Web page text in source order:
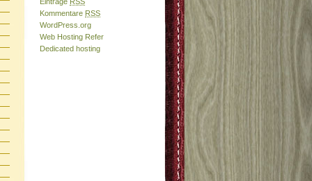
Kommentare RSS
WordPress.org
Web Hosting Refer
Dedicated hosting